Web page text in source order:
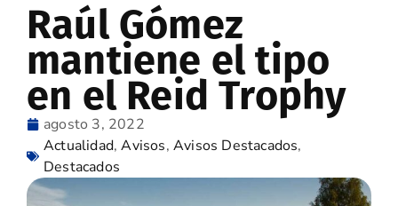
Raúl Gómez
mantiene el tipo
en el Reid Trophy
agosto 3, 2022
Actualidad,Avisos,Avisos Destacados,
Destacados